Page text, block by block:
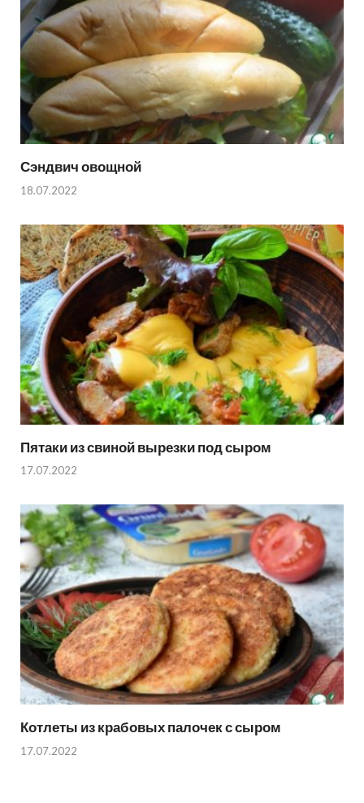
Сэндвич овощной
18.07.2022
Пятаки из свиной вырезки под сыром
17.07.2022
Котлеты из крабовых палочек с сыром
17.07.2022